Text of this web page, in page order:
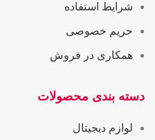
شرایط استفاده
حریم خصوصی
همکاری در فروش
دسته بندی محصولات
لوازم دیجیتال